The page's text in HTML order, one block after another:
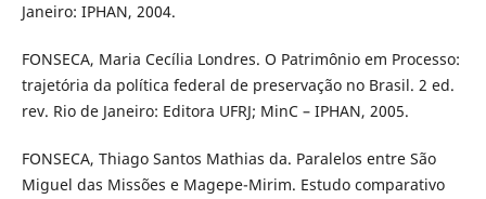
Janeiro: IPHAN, 2004.
FONSECA, Maria Cecília Londres. O Patrimônio em Processo:
trajetória da política federal de preservação no Brasil. 2 ed.
rev. Rio de Janeiro: Editora UFRJ; MinC – IPHAN, 2005.
FONSECA, Thiago Santos Mathias da. Paralelos entre São
Miguel das Missões e Magepe-Mirim. Estudo comparativo